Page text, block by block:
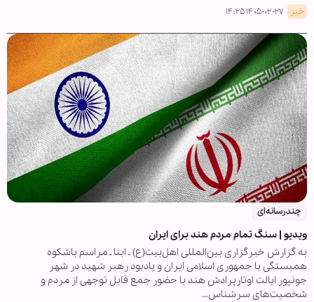
خبر ۱۴۰۵-۰۲-۲۷ ۱۴:۲۵
چندرسانه‌ای
ویدیو | سنگ تمام مردم هند برای ایران
به گزارش خبرگزاری بین‌المللی اهل‌بیت(ع) ـ ابنا ـ مراسم باشکوه
همبستگی با جمهوری اسلامی ایران و یادبود رهبر شهید در شهر
جونپور ایالت اوتارپرادش هند با حضور جمع قابل توجهی از مردم و
شخصیت‌های سرشناس…